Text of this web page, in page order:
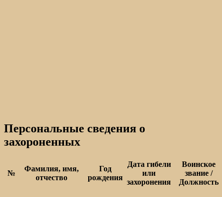
Персональные сведения о
захороненных
№
Фамилия, имя,
отчество
Год
рождения
Дата гибели
или
захоронения
Воинское
звание /
Должность